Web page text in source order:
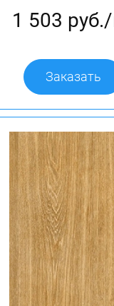
1 503
Заказать